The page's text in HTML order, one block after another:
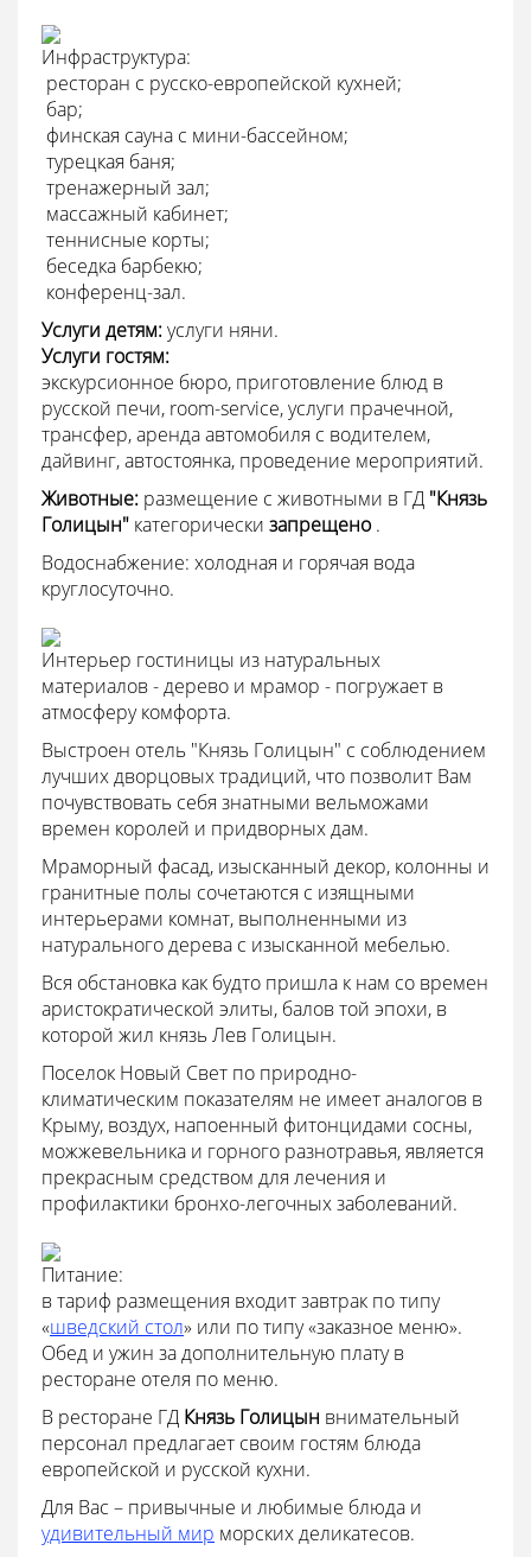
Инфраструктура:
ресторан с русско-европейской кухней;
бар;
финская сауна с мини-бассейном;
турецкая баня;
тренажерный зал;
массажный кабинет;
теннисные корты;
беседка барбекю;
конференц-зал.
Услуги детям:услуги няни.
Услуги гостям:
экскурсионное бюро, приготовление блюд в
русской печи, room-service, услуги прачечной,
трансфер, аренда автомобиля с водителем,
дайвинг, автостоянка, проведение мероприятий.
Животные: размещение с животными в ГД "Князь
Голицын" категорически запрещено .
Водоснабжение: холодная и горячая вода
круглосуточно.
Интерьер гостиницы из натуральных
материалов - дерево и мрамор - погружает в
атмосферу комфорта.
Выстроен отель "Князь Голицын" с соблюдением
лучших дворцовых традиций, что позволит Вам
почувствовать себя знатными вельможами
времен королей и придворных дам.
Мраморный фасад, изысканный декор, колонны и
гранитные полы сочетаются с изящными
интерьерами комнат, выполненными из
натурального дерева с изысканной мебелью.
Вся обстановка как будто пришла к нам со времен
аристократической элиты, балов той эпохи, в
которой жил князь Лев Голицын.
Поселок Новый Свет по природно-
климатическим показателям не имеет аналогов в
Крыму, воздух, напоенный фитонцидами сосны,
можжевельника и горного разнотравья, является
прекрасным средством для лечения и
профилактики бронхо-легочных заболеваний.
Питание:
в тариф размещения входит завтрак по типу
«шведский стол» или по типу «заказное меню».
Обед и ужин за дополнительную плату в
ресторане отеля по меню.
В ресторане ГД Князь Голицын внимательный
персонал предлагает своим гостям блюда
европейской и русской кухни.
Для Вас – привычные и любимые блюда и
удивительный мир морских деликатесов.